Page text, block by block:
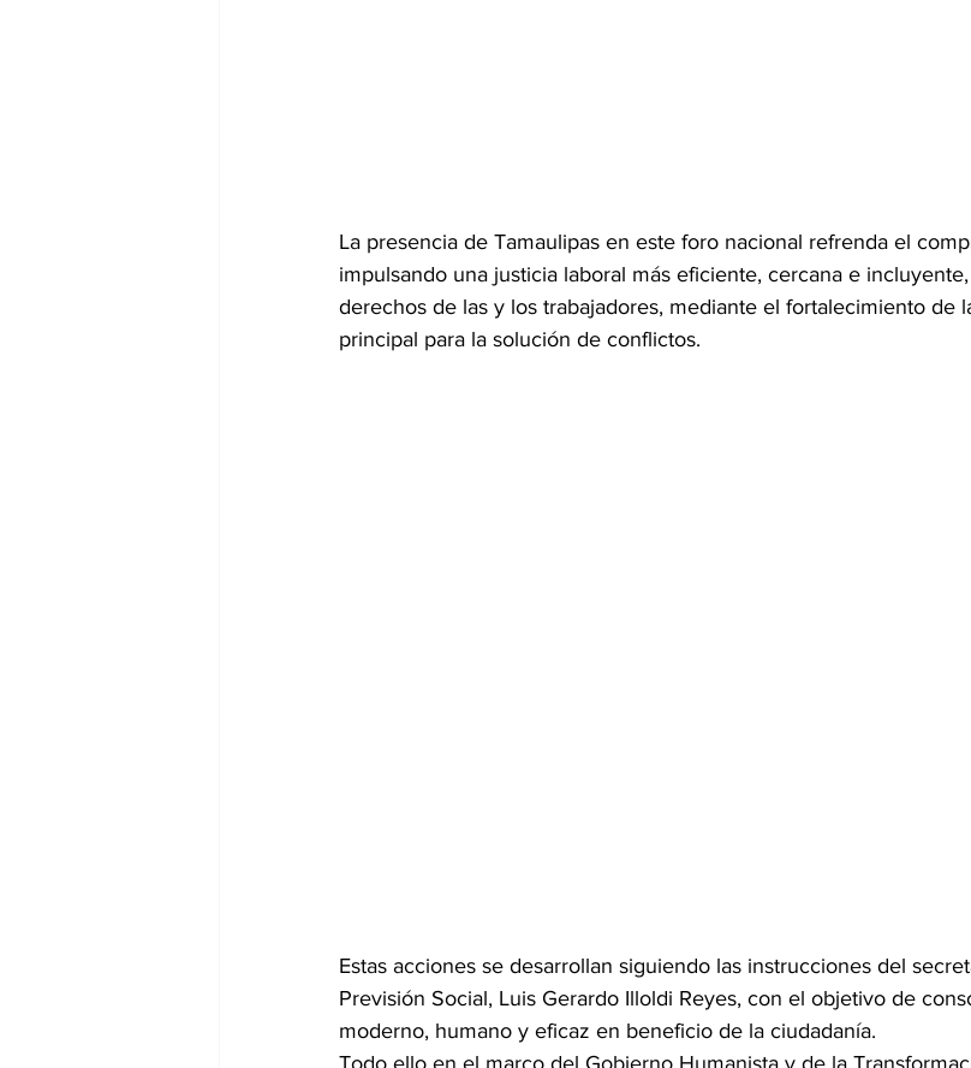
La presencia de Tamaulipas en este foro nacional refrenda el
impulsando una justicia laboral más eficiente, cercana e
derechos de las y los trabajadores, mediante el fortalecimiento de
principal para la solución de conflictos.
Estas acciones se desarrollan siguiendo las instrucciones del
Previsión Social, Luis Gerardo Illoldi Reyes, con el objetivo de
moderno, humano y eficaz en beneficio de la ciudadanía.
Todo ello en el marco del Gobierno Humanista y de la